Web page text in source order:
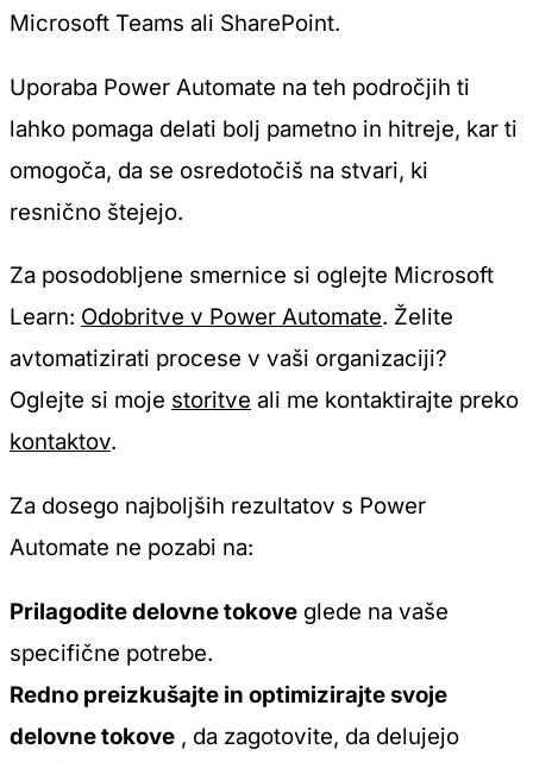
Microsoft Teams ali SharePoint.
Uporaba Power Automate na teh področjih ti
lahko pomaga delati bolj pametno in hitreje, kar ti
omogoča, da se osredotočiš na stvari, ki
resnično štejejo.
Za posodobljene smernice si oglejte Microsoft
Learn: Odobritve v Power Automate. Želite
avtomatizirati procese v vaši organizaciji?
Oglejte si moje storitve ali me kontaktirajte preko
kontaktov.
Za dosego najboljših rezultatov s Power
Automate ne pozabi na:
Prilagodite delovne tokove glede na vaše
specifične potrebe.
Redno preizkušajte in optimizirajte svoje
delovne tokove , da zagotovite, da delujejo